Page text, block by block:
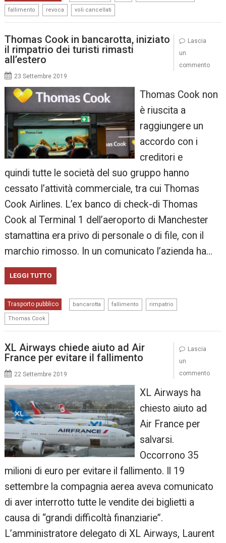
fallimento revoca voli cancellati
Thomas Cook in bancarotta, iniziato
il rimpatrio dei turisti rimasti
all’estero
23 Settembre 2019
Thomas Cook non
è riuscita a
raggiungere un
accordo con i
creditori e
quindi tutte le società del suo gruppo hanno
cessato l’attività commerciale, tra cui Thomas
Cook Airlines. L’ex banco di check-di Thomas
Cook al Terminal 1 dell’aeroporto di Manchester
stamattina era privo di personale o di file, con il
marchio rimosso. In un comunicato l’azienda ha…
LEGGI TUTTO
Trasporto pubblico bancarotta fallimento rimpatrio
Thomas Cook
Lascia
un
commento
XL Airways chiede aiuto ad Air
France per evitare il fallimento
22 Settembre 2019
XL Airways ha
chiesto aiuto ad
Air France per
salvarsi.
Occorrono 35
milioni di euro per evitare il fallimento. Il 19
settembre la compagnia aerea aveva comunicato
di aver interrotto tutte le vendite dei biglietti a
causa di “grandi difficoltà finanziarie”.
L’amministratore delegato di XL Airways, Laurent
Lascia
un
commento